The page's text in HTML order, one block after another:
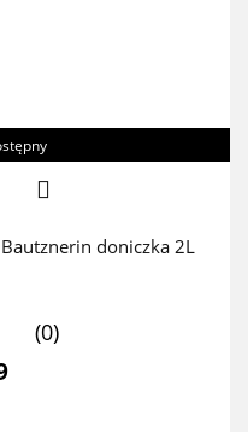
doniczka 2L
(0)